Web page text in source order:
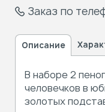
Заказ по
Описание
В наборе 2
человечков в
золотых